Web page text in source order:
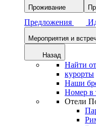
Проживание
Предложения
Мероприятия и
Назад
Найти
курорты
Наши
Номер в
Отели